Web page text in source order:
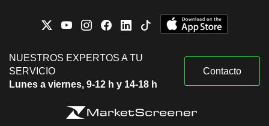
NUESTROS EXPERTOS A TU
SERVICIO
Lunes a viernes, 9-12 h y 14-18 h
Contacto